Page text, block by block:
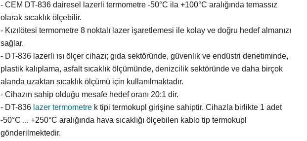
- CEM DT-836 dairesel lazerli termometre -50°C ila +100°C aralığında temassız
olarak sıcaklık ölçebilir.
- Kızılötesi termometre 8 noktalı lazer işaretlemesi ile kolay ve doğru hedef almanızı
sağlar.
- DT-836 lazerli ısı ölçer cihazı; gıda sektöründe, güvenlik ve endüstri denetiminde,
plastik kalıplama, asfalt sıcaklık ölçümünde, denizcilik sektöründe ve daha birçok
alanda uzaktan sıcaklık ölçümü için kullanılmaktadır.
- Cihazın sahip olduğu mesafe hedef oranı 20:1 dir.
- DT-836 lazer termometrek tipi termokupl girişine sahiptir. Cihazla birlikte 1 adet
-50°C ... +250°C aralığında hava sıcaklığı ölçebilen kablo tip termokupl
gönderilmektedir.